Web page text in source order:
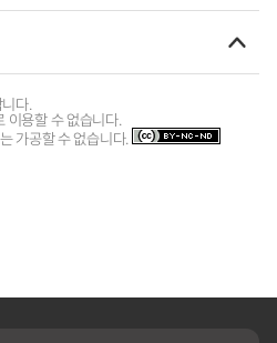
다.
이용할 수 없습니다.
가공할 수 없습니다.